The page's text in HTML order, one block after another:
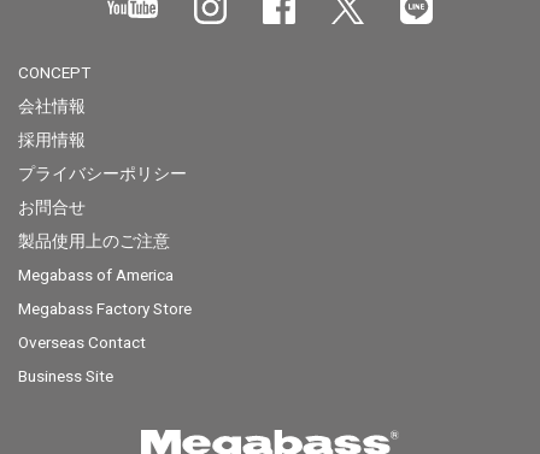
CONCEPT
会社情報
採用情報
プライバシーポリシー
お問合せ
製品使用上のご注意
Megabass of America
Megabass Factory Store
Overseas Contact
Business Site